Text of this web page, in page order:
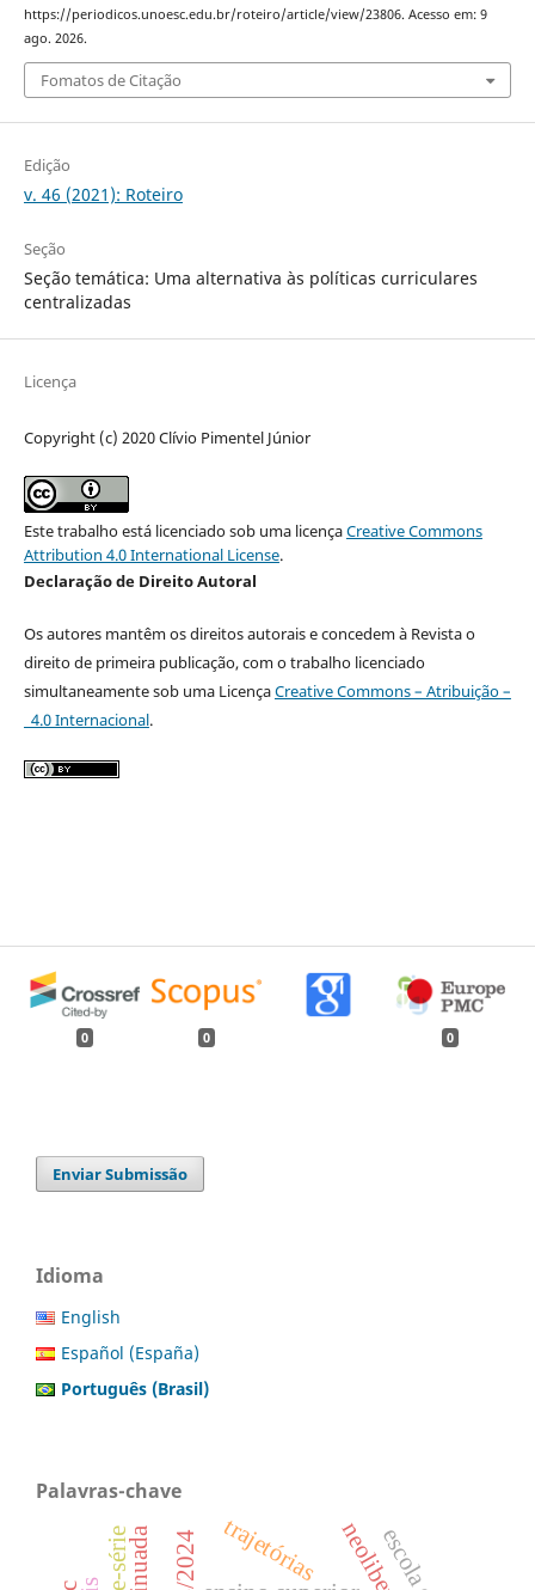
https://periodicos.unoesc.edu.br/roteiro/article/view/23806. Acesso em: 9
ago. 2026.
Fomatos de Citação
Edição
v. 46 (2021): Roteiro
Seção
Seção temática: Uma alternativa às políticas curriculares
centralizadas
Licença
Copyright (c) 2020 Clívio Pimentel Júnior
Este trabalho está licenciado sob uma licençaCreative Commons
Attribution 4.0 International License.
Declaração de Direito Autoral
Os autores mantêm os direitos autorais e concedem à Revista o
direito de primeira publicação, com o trabalho licenciado
simultaneamente sob uma LicençaCreative Commons – Atribuição –
4.0 Internacional.
0 0 0
Enviar Submissão
Idioma
English
Español (España)
Português (Brasil)
Palavras-chave
trajetórias